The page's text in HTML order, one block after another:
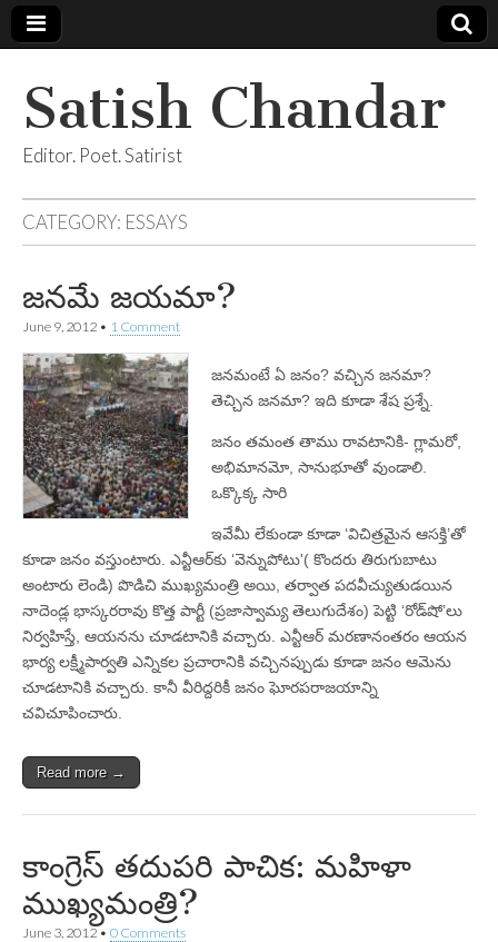
Satish Chandar
Editor. Poet. Satirist
CATEGORY: ESSAYS
జనమే జయమా?
June 9, 2012 • 1 Comment
జనమంటే ఏ జనం? వచ్చిన జనమా?
తెచ్చిన జనమా? ఇది కూడా శేష ప్రశ్నే.
జనం తమంత తాము రావటానికి- గ్లామరో,
అభిమానమో, సానుభూతో వుండాలి.
ఒక్కొక్క సారి
ఇవేమీ లేకుండా కూడా ‘విచిత్రమైన ఆసక్తి’తో
కూడా జనం వస్తుంటారు. ఎన్టీఆర్‌కు ‘వెన్నుపోటు'( కొందరు తిరుగుబాటు
అంటారు లెండి) పొడిచి ముఖ్యమంత్రి అయి, తర్వాత పదవీచ్యుతుడయిన
నాదెండ్ల భాస్కరరావు కొత్త పార్టీ (ప్రజాస్వామ్య తెలుగుదేశం) పెట్టి ‘రోడ్‌షో’లు
నిర్వహిస్తే, ఆయనను చూడటానికి వచ్చారు. ఎన్టీఆర్‌ మరణానంతరం ఆయన
భార్య లక్ష్మీపార్వతి ఎన్నికల ప్రచారానికి వచ్చినప్పుడు కూడా జనం ఆమెను
చూడటానికి వచ్చారు. కానీ వీరిద్దరికీ జనం ఘోరపరాజయాన్ని
చవిచూపించారు.
Read more →
కాంగ్రెస్‌ తదుపరి పాచిక: మహిళా
ముఖ్యమంత్రి?
June 3, 2012 • 0 Comments